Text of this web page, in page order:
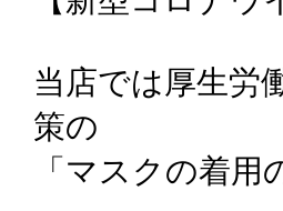
当店では厚生労
策の
「マスクの着